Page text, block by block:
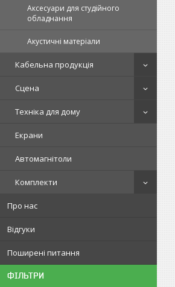
Аксесуари для студійного
обладнання
Акустичні матеріали
Кабельна продукція
Сцена
Техніка для дому
Екрани
Автомагнітоли
Комплекти
Про нас
Відгуки
Поширені питання
ФІЛЬТРИ